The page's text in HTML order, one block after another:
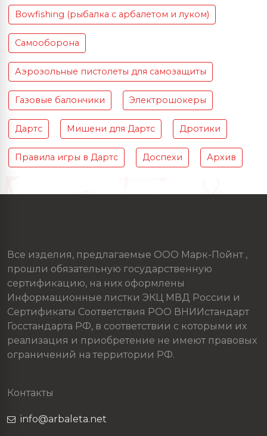
Bowfishing (рыбалка с арбалетом и луком)
Самооборона
Аэрозольные пистолеты для самозащиты
Газовые балончики Электрошокеры
Дартс Мишени для Дартс Дротики
Правила игры в Дартс Доспехи Архив
Все изделия, предлагаемые ООО Марк-Пойнт ,
прошли обязательную государственную
сертификацию, на них оформлены
Информационные листки ЭКЦ МВД России и
Сертификаты Соответствия РОО ВНИИстандарт
Госстандарта РФ, в соответствии с которыми их
реализация и приобретение не имеют правовых
ограничений на территории РФ.
Контакты
info@arbaleta.net